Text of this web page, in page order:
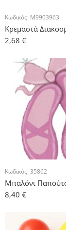
Κωδικός: M9903963
2,68 €
Κωδικός: 35862
8,40 €